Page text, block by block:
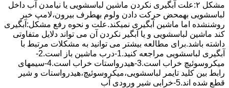
مشکل ۲:علت آبگیری نکردن ماشین لباسشویی یا نیامدن آب داخل
لباسشویی بهمحض ﺣﺮﮐﺖ دادن وﻟﻮم بهطرف ﺑﯿﺮون،ﻻﻣﭗ ﺧﺒﺮ
روشنشده اﻣﺎ ﻣﺎﺷﯿﻦ آﺑﮕﯿﺮی نمیکند.ﻋﻠﺖ و نحوه رﻓﻊ مشکل:آبگیری
کند ماشین لباسشویی و یا آبگیر نکردن آن می تواند دلایل متفاوتی
داشته باشد.برای مطالعه بیشتر می توانید به مشکلات مرتبط با
آبگیری لباسشویی مراجعه کنید.1-درب ﻣﺎﺷﯿﻦ ﺑﺎز اﺳﺖ.2-
ﻣﯿﮑﺮوﺳﻮﺋﯿﭻ ﺧﺮاب اﺳﺖ.3-ﻫﯿﺪرواﺳﺘﺎت ﺧﺮاب اﺳﺖ.4-سیمهای
راﺑﻂ ﺑﯿﻦ ﮐﻠﯿﺪ ﺗﺎﯾﻤﺮ لباسشویی،ﻣﯿﮑﺮوﺳﻮﺋﯿﭻ،ﻫﯿﺪرواﺳﺘﺎت و ﺷﯿﺮ
ﻗﻄﻊ ﺷﺪه اند.5-خرابی شیر ورودی آب